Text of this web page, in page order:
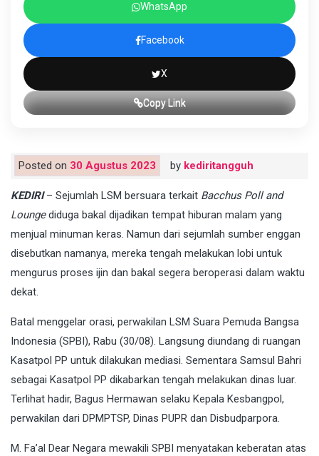
WhatsApp
Facebook
X
Copy Link
Posted on 30 Agustus 2023 by kediritangguh
KEDIRI– Sejumlah LSM bersuara terkait Bacchus Poll and
Loungediduga bakal dijadikan tempat hiburan malam yang
menjual minuman keras. Namun dari sejumlah sumber enggan
disebutkan namanya, mereka tengah melakukan lobi untuk
mengurus proses ijin dan bakal segera beroperasi dalam waktu
dekat.
Batal menggelar orasi, perwakilan LSM Suara Pemuda Bangsa
Indonesia (SPBI), Rabu (30/08). Langsung diundang di ruangan
Kasatpol PP untuk dilakukan mediasi. Sementara Samsul Bahri
sebagai Kasatpol PP dikabarkan tengah melakukan dinas luar.
Terlihat hadir, Bagus Hermawan selaku Kepala Kesbangpol,
perwakilan dari DPMPTSP, Dinas PUPR dan Disbudparpora.
M. Fa’al Dear Negara mewakili SPBI menyatakan keberatan atas